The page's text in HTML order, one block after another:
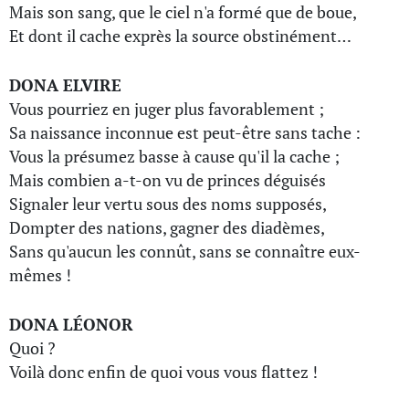
Mais son sang, que le ciel n'a formé que de boue,
Et dont il cache exprès la source obstinément…
DONA ELVIRE
Vous pourriez en juger plus favorablement ;
Sa naissance inconnue est peut-être sans tache :
Vous la présumez basse à cause qu'il la cache ;
Mais combien a-t-on vu de princes déguisés
Signaler leur vertu sous des noms supposés,
Dompter des nations, gagner des diadèmes,
Sans qu'aucun les connût, sans se connaître eux-
mêmes !
DONA LÉONOR
Quoi ?
Voilà donc enfin de quoi vous vous flattez !